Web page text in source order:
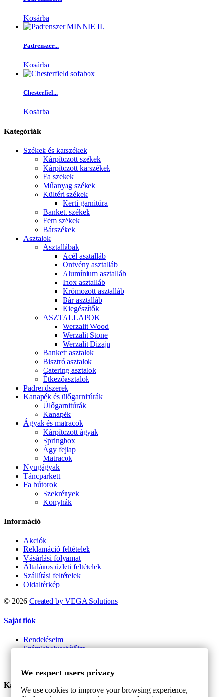
Kosárba
Padrenszer...
Kosárba
Chesterfiel...
Kosárba
Kategóriák
Székek és karszékek
Kárpítozott székek
Kárpítozott karszékek
Fa székek
Műanyag székek
Kültéri székek
Kerti garnitúra
Bankett székek
Fém székek
Bárszékek
Asztalok
Asztallábak
Acél asztalláb
Öntvény asztalláb
Alumínium asztalláb
Inox asztalláb
Krómozott asztalláb
Bár asztalláb
Kiegészítők
ASZTALLAPOK
Werzalit Wood
Werzalit Stone
Werzalit Dizajn
Bankett asztalok
Bisztró asztalok
Catering asztalok
Étkezőasztalok
Padrendszerek
Kanapék és ülőgarnitúrák
Ülőgarnitúrák
Kanapék
Ágyak és matracok
Kárpítozott ágyak
Springbox
Ágy fejlap
Matracok
Nyugágyak
Táncparkett
Fa bútorok
Szekrények
Konyhák
Információ
Akciók
Reklamáció feltételek
Vásárlási folyamat
Általános üzleti feltételek
Szállítási feltételek
Oldaltérkép
© 2026 Created by VEGA Solutions
Saját fiók
Rendeléseim
Számlahelyesbítőim
Kapcsolat
We respect users privacy
We use cookies to improve your browsing experience,